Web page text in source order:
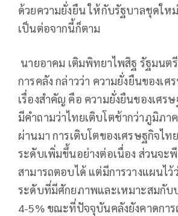
ด้วยความยั่งยืน ให้กับรัฐบาลชุดให
เป็นต่อจากนี้ก็ตาม
นายอาคม เติมพิทยาไพสิฐ รัฐมนตรี
การคลัง กล่าวว่า ความยั่งยืนของเศ
เรื่องสำคัญ คือ ความยั่งยืนของเศร
มีคำถามว่าไทยเติบโตช้ากว่าภูมิภา
ผ่านมา การเติบโตของเศรษฐกิจไ
ระดับเพิ่มขึ้นอย่างต่อเนื่อง ส่วนจะพี
สามารถตอบได้ แต่มีการวางแผนไว้
ระดับที่มีศักยภาพและเหมาะสมกับ
4-5% ขณะที่ปัจจุบันคลังยังคาดกา